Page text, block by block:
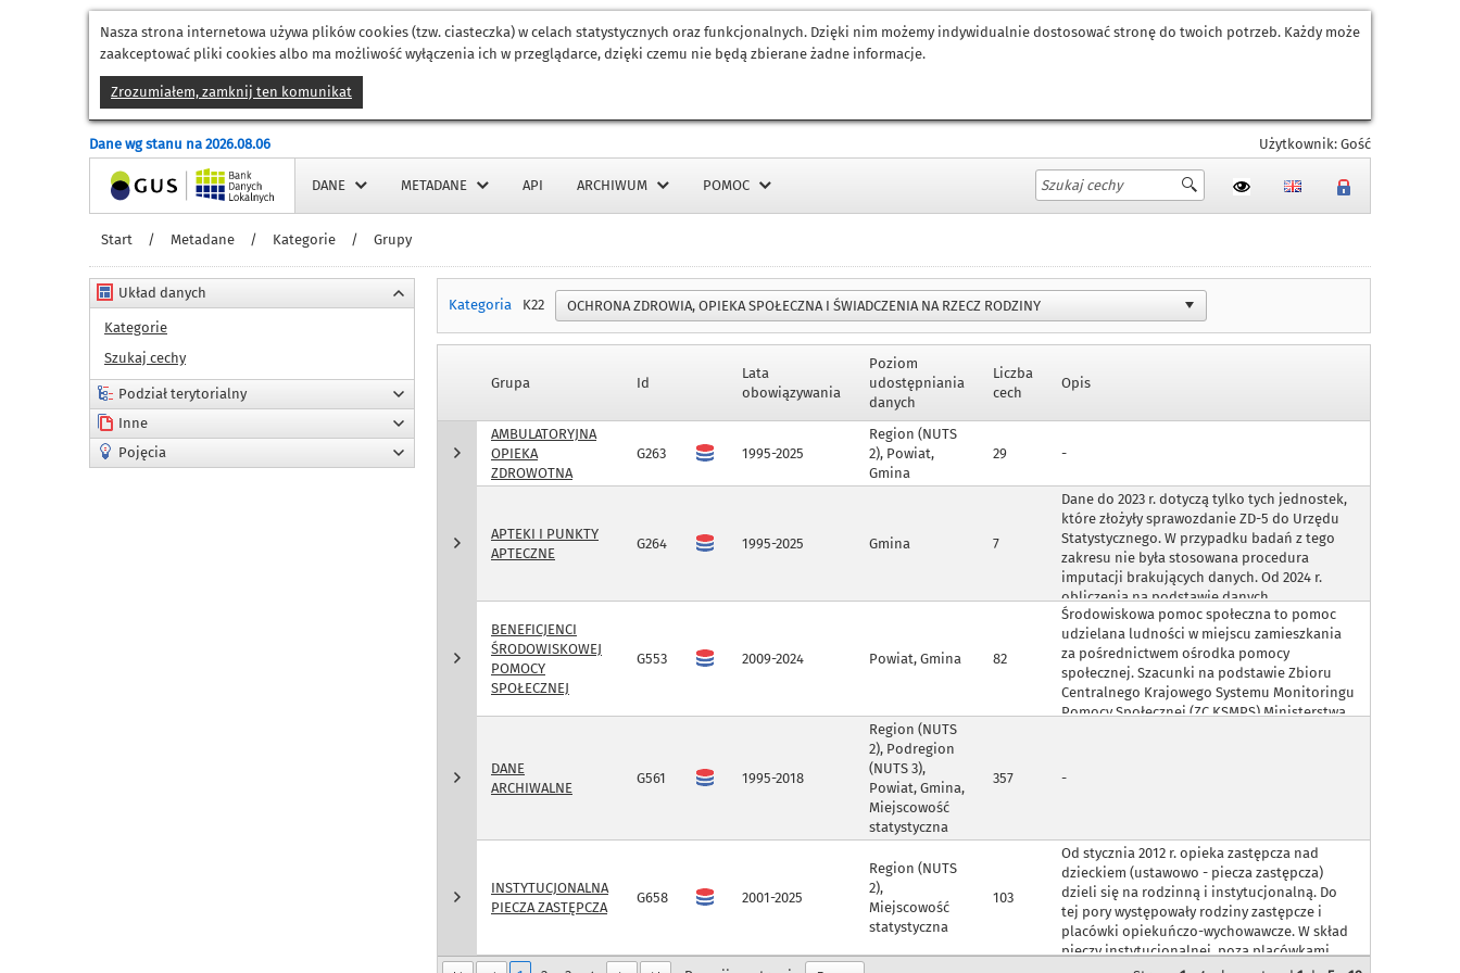
Nasza strona internetowa używa plików cookies (tzw. ciasteczka) w celach statystycznych oraz funkcjonalnych. Dzięki nim możemy indywidualnie dostosować stronę do twoich potrzeb. Każdy może
zaakceptować pliki cookies albo ma możliwość wyłączenia ich w przeglądarce, dzięki czemu nie będą zbierane żadne informacje.
Zrozumiałem, zamknij ten komunikat
Dane wg stanu na 2026.08.06 Użytkownik: Gość
Strona główna DANE METADANE API ARCHIWUM POMOC
Start / Metadane / Kategorie / Grupy
Układ danych
Kategorie
Szukaj cechy
Podział terytorialny
Inne
Pojęcia
Kategoria K22
Grupa Id
Lata
obowiązywania
Poziom
udostępniania
danych
Liczba
cech
Opis
AMBULATORYJNA
OPIEKA
ZDROWOTNA
G263 1995-2025
Region (NUTS
2), Powiat,
Gmina
29 -
APTEKI I PUNKTY
APTECZNE
G264 1995-2025 Gmina 7
Dane do 2023 r. dotyczą tylko tych jednostek,
które złożyły sprawozdanie ZD-5 do Urzędu
Statystycznego. W przypadku badań z tego
zakresu nie była stosowana procedura
imputacji brakujących danych. Od 2024 r.
obliczenia na podstawie danych
administracyjnych Narodowego Funduszu
Zdrowia i Głównego Inspektoratu
Farmaceutycznego.
BENEFICJENCI
ŚRODOWISKOWEJ
POMOCY
SPOŁECZNEJ
G553 2009-2024 Powiat, Gmina 82
Środowiskowa pomoc społeczna to pomoc
udzielana ludności w miejscu zamieszkania
za pośrednictwem ośrodka pomocy
społecznej. Szacunki na podstawie Zbioru
Centralnego Krajowego Systemu Monitoringu
Pomocy Społecznej (ZC KSMPS) Ministerstwa
zasilany informacjami uzyskanymi w
rodzinnym wywiadzie środowiskowym,
przeprowadzanym przez pracowników
socjalnych gminnych ośrodków pomocy
społecznej. We wszystkich podgrupach
środowiskowej pomocy społecznej przyjęto
przekrój podstawowy: - poniżej kryterium
DANE
ARCHIWALNE
G561 1995-2018
Region (NUTS
2), Podregion
(NUTS 3),
Powiat, Gmina,
Miejscowość
statystyczna
357 -
INSTYTUCJONALNA
PIECZA ZASTĘPCZA
G658 2001-2025
Region (NUTS
2),
Miejscowość
statystyczna
103
Od stycznia 2012 r. opieka zastępcza nad
dzieckiem (ustawowo - piecza zastępcza)
dzieli się na rodzinną i instytucjonalną. Do
tej pory występowały rodziny zastępcze i
placówki opiekuńczo-wychowawcze. W skład
pieczy instytucjonalnej, poza placówkami